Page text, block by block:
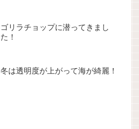
ゴリラチョップに潜ってきまし
た！
冬は透明度が上がって海が綺麗！